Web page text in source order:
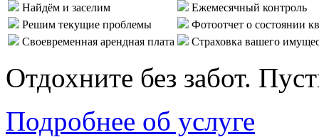
Найдём и заселим
Ежемесячный контроль
Решим текущие проблемы
Фотоотчет о состоянии
Своевременная арендная плата
Страховка вашего
Отдохните без забот.
Подробнее об услуге